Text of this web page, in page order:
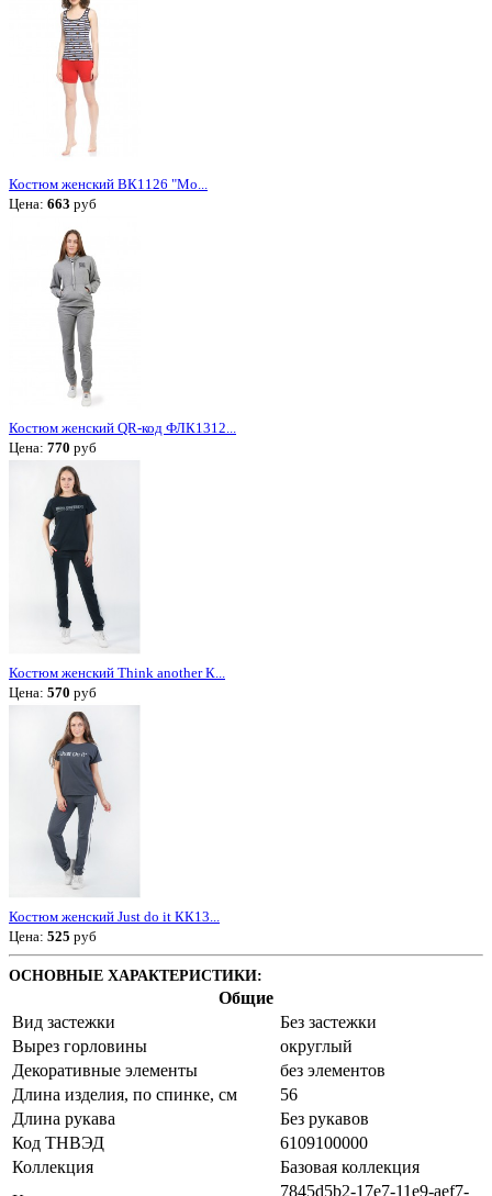
Костюм женский ВК1126 "Мо...
Цена: 663 руб
Костюм женский QR-код ФЛК1312...
Цена: 770 руб
Костюм женский Think another К...
Цена: 570 руб
Костюм женский Just do it КК13...
Цена: 525 руб
ОСНОВНЫЕ ХАРАКТЕРИСТИКИ:
Общие
Вид застежки
Без застежки
Вырез горловины
округлый
Декоративные элементы
без элементов
Длина изделия, по спинке, см
56
Длина рукава
Без рукавов
Код ТНВЭД
6109100000
Коллекция
Базовая коллекция
7845d5b2-17e7-11e9-aef7-